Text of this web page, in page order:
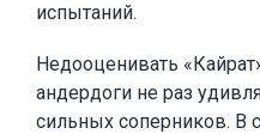
испытаний.
Недооценивать
андердоги не раз
сильных соперников. В